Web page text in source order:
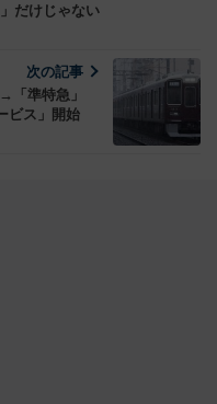
だけじゃない
次の記事
「準特急」
ビス」開始